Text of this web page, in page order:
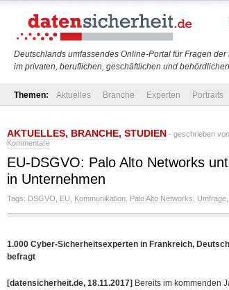
Deutschlands umfassendes Online-Portal für Fragen
im privaten, beruflichen, geschäftlichen und
Themen: Aktuelles Branche Experten Portraits
AKTUELLES, BRANCHE, STUDIEN - geschrieben von
Kommentare
EU-DSGVO: Palo Alto Networks
in Unternehmen
Tags: DSGVO EU Kommunikation Palo Alto Networks Umfrage
1.000 Cyber-Sicherheitsexperten in Frankreich,
befragt
[datensicherheit.de, 18.11.2017] Bereits im kommenden